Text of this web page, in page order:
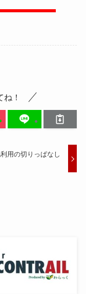
！
用の切りっぱなし